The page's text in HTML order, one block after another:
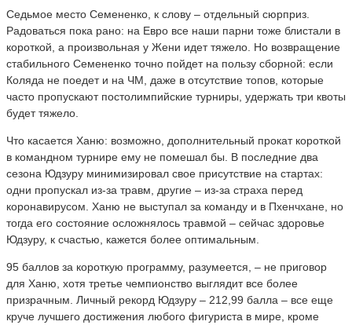
Седьмое место Семененко, к слову – отдельный сюрприз.
Радоваться пока рано: на Евро все наши парни тоже блистали в
короткой, а произвольная у Жени идет тяжело. Но возвращение
стабильного Семененко точно пойдет на пользу сборной: если
Коляда не поедет и на ЧМ, даже в отсутствие топов, которые
часто пропускают постолимпийские турниры, удержать три квоты
будет тяжело.
Что касается Ханю: возможно, дополнительный прокат короткой
в командном турнире ему не помешал бы. В последние два
сезона Юдзуру минимизировал свое присутствие на стартах:
одни пропускал из-за травм, другие – из-за страха перед
коронавирусом. Ханю не выступал за команду и в Пхенчхане, но
тогда его состояние осложнялось травмой – сейчас здоровье
Юдзуру, к счастью, кажется более оптимальным.
95 баллов за короткую программу, разумеется, – не приговор
для Ханю, хотя третье чемпионство выглядит все более
призрачным. Личный рекорд Юдзуру – 212,99 балла – все еще
круче лучшего достижения любого фигуриста в мире, кроме